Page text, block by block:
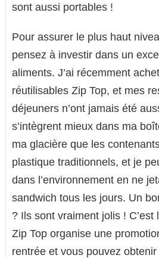
sont aussi portables !
Pour assurer le plus haut
pensez à investir dans un
aliments. J’ai récemment
réutilisables Zip Top, et mes
déjeuners n’ont jamais été
s’intègrent mieux dans ma
ma glacière que les
plastique traditionnels, et je
dans l’environnement en ne
sandwich tous les jours. Un
? Ils sont vraiment jolis !
Zip Top organise une
rentrée et vous pouvez